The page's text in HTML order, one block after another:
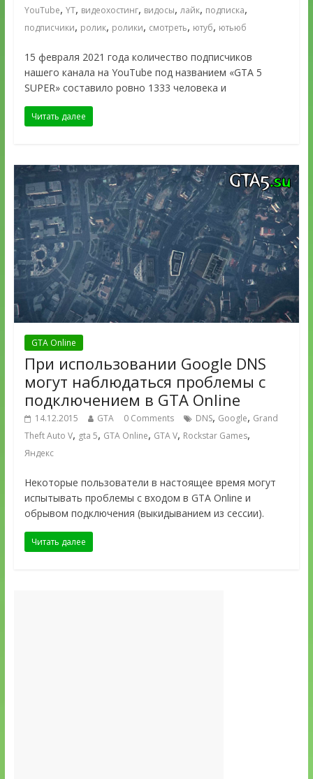
YouTube, YT, видеохостинг, видосы, лайк, подписка,
подписчики, ролик, ролики, смотреть, ютуб, ютьюб
15 февраля 2021 года количество подписчиков
нашего канала на YouTube под названием «GTA 5
SUPER» составило ровно 1333 человека и
Читать далее
GTA Online
При использовании Google DNS
могут наблюдаться проблемы с
подключением в GTA Online
14.12.2015 GTA 0 Comments DNS, Google, Grand
Theft Auto V, gta 5, GTA Online, GTA V, Rockstar Games,
Яндекс
Некоторые пользователи в настоящее время могут
испытывать проблемы с входом в GTA Online и
обрывом подключения (выкидыванием из сессии).
Читать далее